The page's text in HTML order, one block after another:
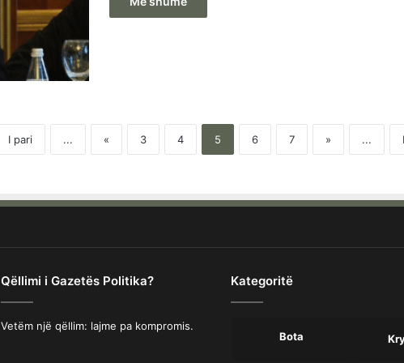
I pari ... « 3 4 5 6 7 » ...
Qëllimi i Gazetës Politika?
Vetëm një qëllim: lajme pa kompromis.
Kategoritë
Bota